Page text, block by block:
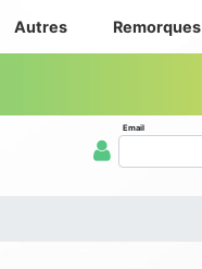
Autres Remorques
Email